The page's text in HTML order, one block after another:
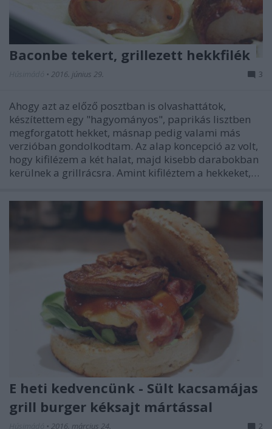
Baconbe tekert, grillezett hekkfilék
• 2016. június 29. 3
Ahogy azt az előző posztban is olvashattátok,
készítettem egy "hagyományos", paprikás lisztben
megforgatott hekket, másnap pedig valami más
verzióban gondolkodtam. Az alap koncepció az volt,
hogy kifilézem a két halat, majd kisebb darabokban
kerülnek a grillrácsra. Amint kifiléztem a hekkeket,…
E heti kedvencünk - Sült kacsamájas
grill burger kéksajt mártással
• 2016. március 24. 2